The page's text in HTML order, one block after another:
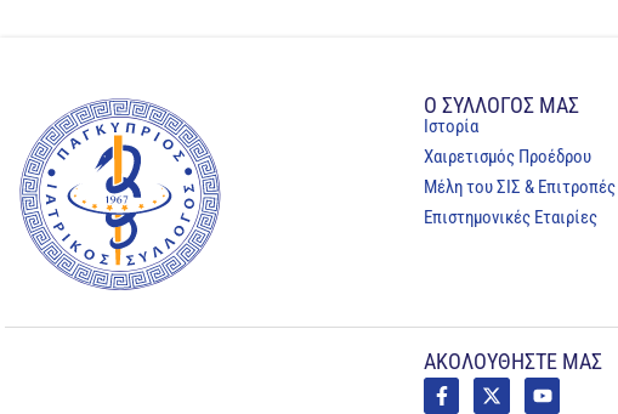
Ο ΣΥΛΛΟΓΟΣ ΜΑΣ
Ιστορία
Χαιρετισμός Προέδρου
Μέλη του ΣΙΣ & Επιτροπές
Επιστημονικές Εταιρίες
ΑΚΟΛΟΥΘΗΣΤΕ ΜΑΣ